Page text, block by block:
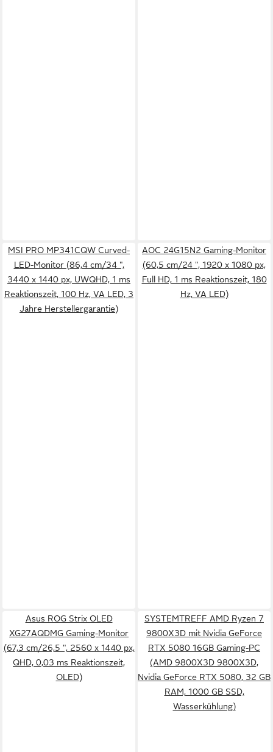
MSI PRO MP341CQW Curved-
LED-Monitor (86,4 cm/34 ",
3440 x 1440 px, UWQHD, 1 ms
Reaktionszeit, 100 Hz, VA LED, 3
Jahre Herstellergarantie)
AOC 24G15N2 Gaming-Monitor
(60,5 cm/24 ", 1920 x 1080 px,
Full HD, 1 ms Reaktionszeit, 180
Hz, VA LED)
Asus ROG Strix OLED
XG27AQDMG Gaming-Monitor
(67,3 cm/26,5 ", 2560 x 1440 px,
QHD, 0,03 ms Reaktionszeit,
OLED)
SYSTEMTREFF AMD Ryzen 7
9800X3D mit Nvidia GeForce
RTX 5080 16GB Gaming-PC
(AMD 9800X3D 9800X3D,
Nvidia GeForce RTX 5080, 32 GB
RAM, 1000 GB SSD,
Wasserkühlung)